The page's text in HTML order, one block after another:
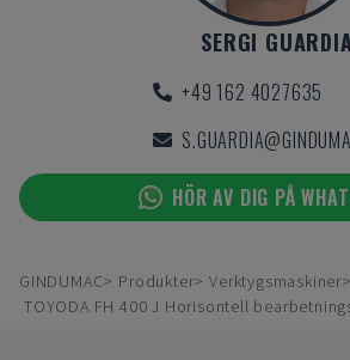
SERGI
+49 162 4027635
HÖR AV DIG PÅ
GINDUMAC Produkter
Verktygsmaskiner
TOYODA FH 400 J Horisontell